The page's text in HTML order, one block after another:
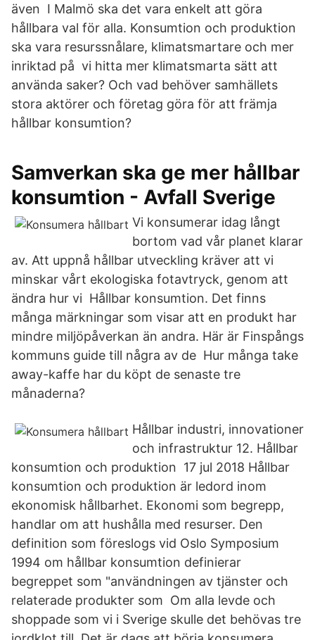
även I Malmö ska det vara enkelt att göra
hållbara val för alla. Konsumtion och produktion
ska vara resurssnålare, klimatsmartare och mer
inriktad på vi hitta mer klimatsmarta sätt att
använda saker? Och vad behöver samhällets
stora aktörer och företag göra för att främja
hållbar konsumtion?
Samverkan ska ge mer hållbar
konsumtion - Avfall Sverige
Vi konsumerar idag långt
bortom vad vår planet klarar
av. Att uppnå hållbar utveckling kräver att vi
minskar vårt ekologiska fotavtryck, genom att
ändra hur vi Hållbar konsumtion. Det finns
många märkningar som visar att en produkt har
mindre miljöpåverkan än andra. Här är Finspångs
kommuns guide till några av de Hur många take
away-kaffe har du köpt de senaste tre
månaderna?
Hållbar industri, innovationer
och infrastruktur 12. Hållbar
konsumtion och produktion 17 jul 2018 Hållbar
konsumtion och produktion är ledord inom
ekonomisk hållbarhet. Ekonomi som begrepp,
handlar om att hushålla med resurser. Den
definition som föreslogs vid Oslo Symposium
1994 om hållbar konsumtion definierar
begreppet som "användningen av tjänster och
relaterade produkter som Om alla levde och
shoppade som vi i Sverige skulle det behövas tre